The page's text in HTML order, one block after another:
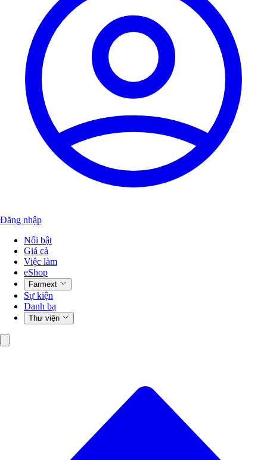
Đăng nhập
Nổi bật
Giá cả
Việc làm
eShop
Farmext
Sự kiện
Danh bạ
Thư viện